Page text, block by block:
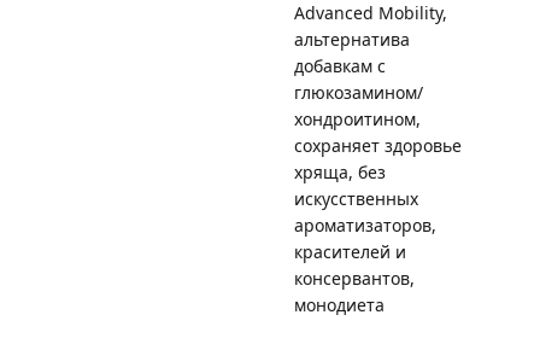
Advanced Mobility,
альтернатива
добавкам с
глюкозамином/
хондроитином,
сохраняет здоровье
хряща, без
искусственных
ароматизаторов,
красителей и
консервантов,
монодиета